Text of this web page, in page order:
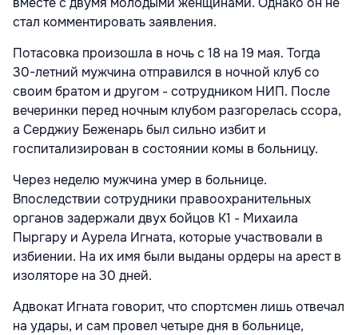
стал комментировать заявления.
Потасовка произошла в ночь с 18 на 19 мая. Тогда
30-летний мужчина отправился в ночной клуб со
своим братом и другом - сотрудником НИП. После
вечеринки перед ночным клубом разгорелась ссора,
а Серджиу Беженарь был сильно избит и
госпитализирован в состоянии комы в больницу.
Через неделю мужчина умер в больнице.
Впоследствии сотрудники правоохранительных
органов задержали двух бойцов К1 - Михаила
Пыргару и Аурела Игната, которые участвовали в
избиении. На их имя были выданы ордеры на арест в
изоляторе на 30 дней.
Адвокат Игната говорит, что спортсмен лишь отвечал
на удары, и сам провел четыре дня в больнице,